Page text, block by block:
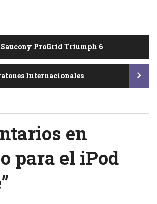
Saucony ProGrid Triumph 6
Internacionales
en
para el iPod
”